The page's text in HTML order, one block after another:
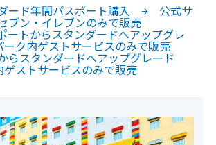
ード年間パスポート購入 → 公式サ
ブン・イレブンのみで販売
ートからスタンダードへアップグレ
内ゲストサービスのみで販売
らスタンダードへアップグレード
ストサービスのみで販売